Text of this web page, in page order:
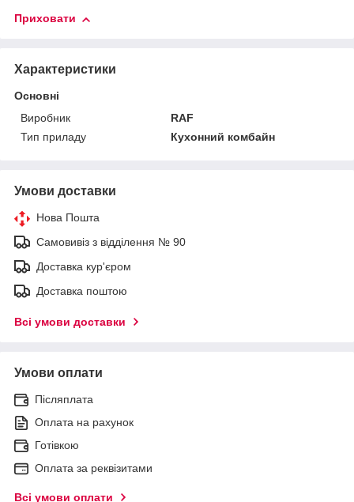
Приховати
Характеристики
Основні
Виробник
RAF
Тип приладу
Кухонний комбайн
Умови доставки
Нова Пошта
Самовивіз з відділення № 90
Доставка кур'єром
Доставка поштою
Всі умови доставки
Умови оплати
Післяплата
Оплата на рахунок
Готівкою
Оплата за реквізитами
Всі умови оплати